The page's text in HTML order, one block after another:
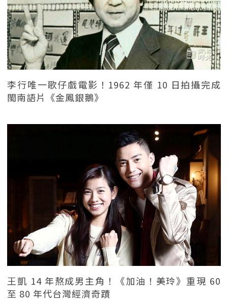
李行唯一歌仔戲電影！1962 年僅 10 日拍攝完成
閩南語片《金鳳銀鵝》
王凱 14 年熬成男主角！《加油！美玲》重現 60
至 80 年代台灣經濟奇蹟